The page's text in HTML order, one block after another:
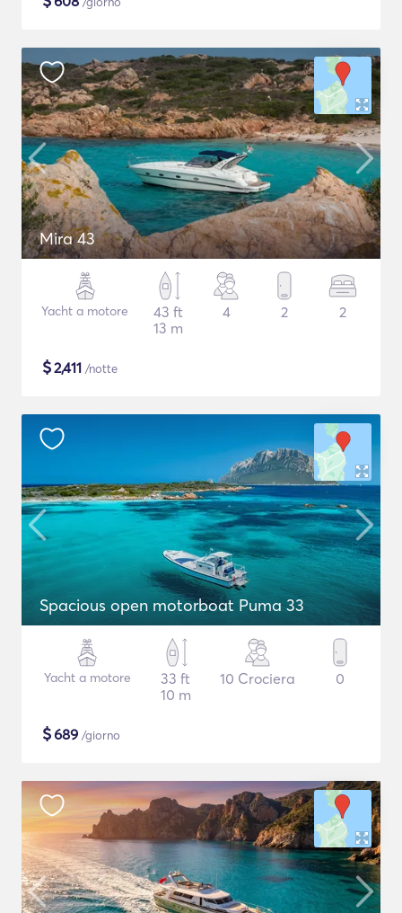
Mira 43
Yacht a motore
43 ft
13 m
4 2 2
$2,411 /notte
Spacious open motorboat Puma 33
Yacht a motore
33 ft
10 m
10 Crociera 0
$689 /giorno